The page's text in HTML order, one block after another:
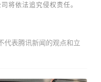
将依法追究侵权责任。
代表腾讯新闻的观点和立